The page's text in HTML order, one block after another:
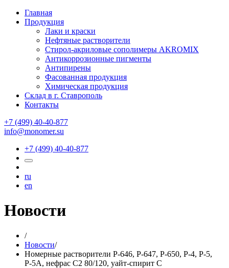
Главная
Продукция
Лаки и краски
Нефтяные растворители
Стирол-акриловые сополимеры AKROMIX
Антикоррозионные пигменты
Антипирены
Фасованная продукция
Химическая продукция
Склад в г. Ставрополь
Контакты
+7 (499) 40-40-877
info@monomer.su
+7 (499) 40-40-877
ru
en
Новости
/
Новости/
Номерные растворители Р-646, Р-647, Р-650, Р-4, Р-5,
Р-5А, нефрас С2 80/120, уайт-спирит С